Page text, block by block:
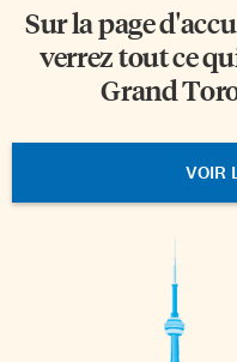
Sur la page
verrez tout ce
Grand
VOIR